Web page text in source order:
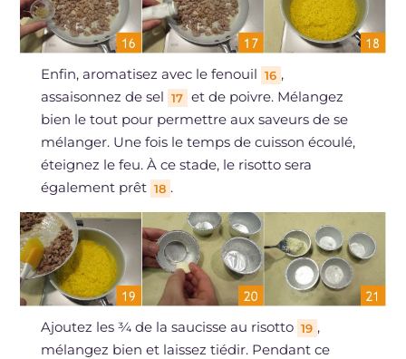
Enfin, aromatisez avec le fenouil 16 ,
assaisonnez de sel 17 et de poivre. Mélangez
bien le tout pour permettre aux saveurs de se
mélanger. Une fois le temps de cuisson écoulé,
éteignez le feu. À ce stade, le risotto sera
également prêt 18 .
Ajoutez les ¾ de la saucisse au risotto 19 ,
mélangez bien et laissez tiédir. Pendant ce